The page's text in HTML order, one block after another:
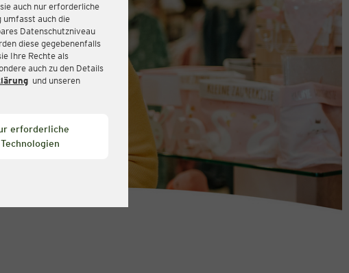
auch nur erforderliche
umfasst auch die
Datenschutzniveau
diese gegebenenfalls
Ihre Rechte als
auch zu den Details
und unseren
erforderliche
Technologien